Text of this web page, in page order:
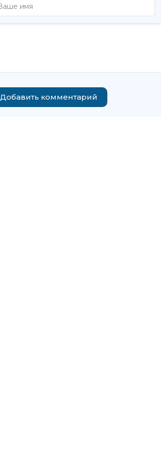
Добавить комментарий